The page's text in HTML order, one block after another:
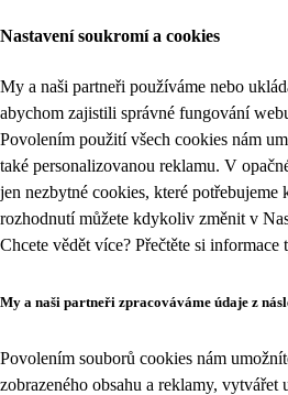
Nastavení soukromí a cookies
My a naši partneři používáme nebo
abychom zajistili správné fungování
Povolením použití všech cookies nám
také personalizovanou reklamu. V
jen nezbytné cookies, které potřebujeme
rozhodnutí můžete kdykoliv změnit v
Chcete vědět více? Přečtěte si informace
My a naši partneři zpracováváme údaje z
Povolením souborů cookies nám
zobrazeného obsahu a reklamy, vytvářet